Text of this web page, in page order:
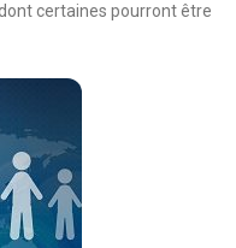
certaines pourront être